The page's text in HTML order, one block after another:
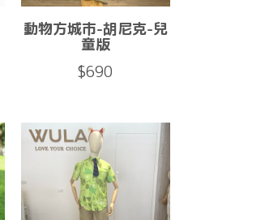
動物方城市-胡尼克-兒
童版
$690